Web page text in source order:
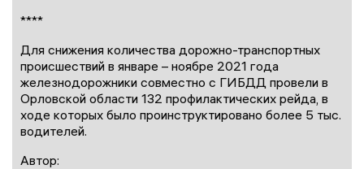
****
Для снижения количества дорожно-транспортных
происшествий в январе – ноябре 2021 года
железнодорожники совместно с ГИБДД провели в
Орловской области 132 профилактических рейда, в
ходе которых было проинструктировано более 5 тыс.
водителей.
Автор: